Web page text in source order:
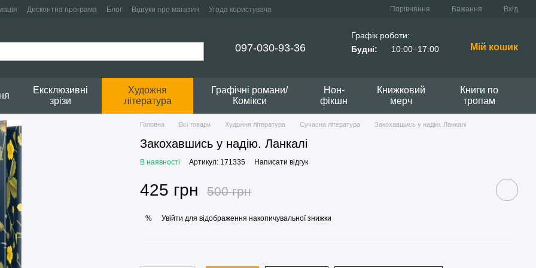
Дисконтна програма Блог Відгуки про магазин
Угода користувача
Порівняння Бажання Вхід
097-030-93-36
Графік роботи:
Будні:
10:00–17:00 Мій кошик
Ексклюзивні
зрізи
Художня
література
Графічні романи/
Комікси
Нон-
фікшн
Книжковий
мерч
Книги по
тропам
Головна Всі товари Художня література Сучасна література Закохавшись у надію. Ланкалі
Закохавшись у надію. Ланкалі
В наявності Артикул: 171335 Написати відгук
425 грн 500 грн
% Увійти для відображення накопичувальної знижки